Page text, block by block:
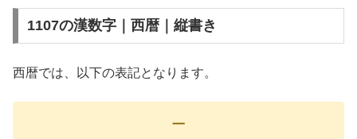
1107の漢数字｜西暦｜縦書き
西暦では、以下の表記となります。
一